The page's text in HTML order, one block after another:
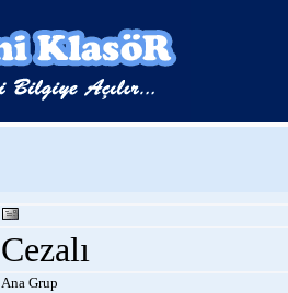
Cezalı
Ana Grup